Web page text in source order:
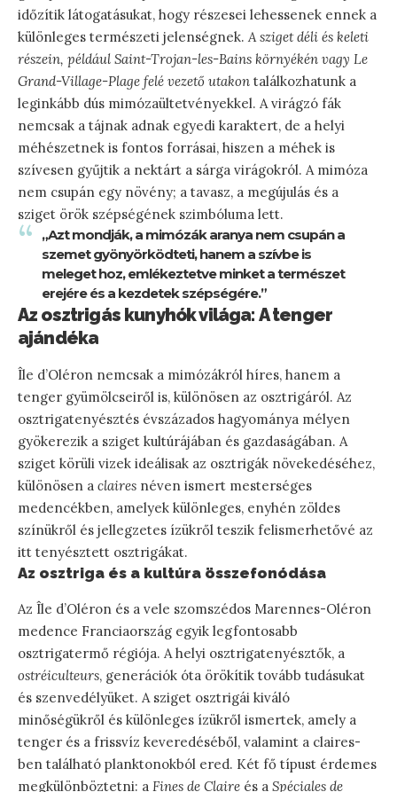
időzítik látogatásukat, hogy részesei lehessenek ennek a
különleges természeti jelenségnek. A sziget déli és keleti
részein, például Saint-Trojan-les-Bains környékén vagy Le
Grand-Village-Plage felé vezető utakon találkozhatunk a
leginkább dús mimózaültetvényekkel. A virágzó fák
nemcsak a tájnak adnak egyedi karaktert, de a helyi
méhészetnek is fontos forrásai, hiszen a méhek is
szívesen gyűjtik a nektárt a sárga virágokról. A mimóza
nem csupán egy növény; a tavasz, a megújulás és a
sziget örök szépségének szimbóluma lett.
„Azt mondják, a mimózák aranya nem csupán a
szemet gyönyörködteti, hanem a szívbe is
meleget hoz, emlékeztetve minket a természet
erejére és a kezdetek szépségére.”
Az osztrigás kunyhók világa: A tenger
ajándéka
Île d’Oléron nemcsak a mimózákról híres, hanem a
tenger gyümölcseiről is, különösen az osztrigáról. Az
osztrigatenyésztés évszázados hagyománya mélyen
gyökerezik a sziget kultúrájában és gazdaságában. A
sziget körüli vizek ideálisak az osztrigák növekedéséhez,
különösen a claires néven ismert mesterséges
medencékben, amelyek különleges, enyhén zöldes
színükről és jellegzetes ízükről teszik felismerhetővé az
itt tenyésztett osztrigákat.
Az osztriga és a kultúra összefonódása
Az Île d’Oléron és a vele szomszédos Marennes-Oléron
medence Franciaország egyik legfontosabb
osztrigatermő régiója. A helyi osztrigatenyésztők, a
ostréiculteurs, generációk óta örökítik tovább tudásukat
és szenvedélyüket. A sziget osztrigái kiváló
minőségükről és különleges ízükről ismertek, amely a
tenger és a frissvíz keveredéséből, valamint a claires-
ben található planktonokból ered. Két fő típust érdemes
megkülönböztetni: a Fines de Claire és a Spéciales de